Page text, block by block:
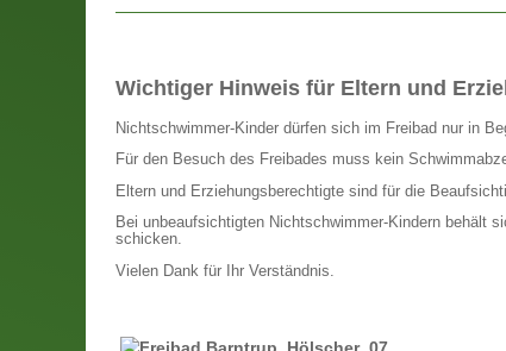
Wichtiger Hinweis für Eltern und
Nichtschwimmer-Kinder dürfen sich im Freibad nur in
Für den Besuch des Freibades muss kein
Eltern und Erziehungsberechtigte sind für die
Bei unbeaufsichtigten Nichtschwimmer-Kindern behält
schicken.
Vielen Dank für Ihr Verständnis.